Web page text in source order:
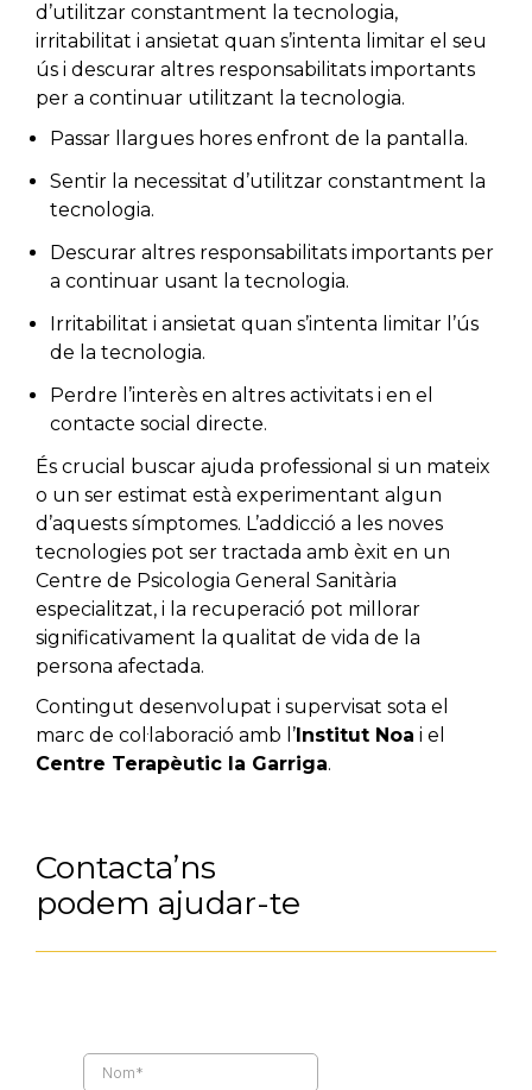
d’utilitzar constantment la tecnologia,
irritabilitat i ansietat quan s’intenta limitar el seu
ús i descurar altres responsabilitats importants
per a continuar utilitzant la tecnologia.
Passar llargues hores enfront de la pantalla.
Sentir la necessitat d’utilitzar constantment la
tecnologia.
Descurar altres responsabilitats importants per
a continuar usant la tecnologia.
Irritabilitat i ansietat quan s’intenta limitar l’ús
de la tecnologia.
Perdre l’interès en altres activitats i en el
contacte social directe.
És crucial buscar ajuda professional si un mateix
o un ser estimat està experimentant algun
d’aquests símptomes. L’addicció a les noves
tecnologies pot ser tractada amb èxit en un
Centre de Psicologia General Sanitària
especialitzat, i la recuperació pot millorar
significativament la qualitat de vida de la
persona afectada.
Contingut desenvolupat i supervisat sota el
marc de col·laboració amb l’Institut Noa i el
Centre Terapèutic la Garriga.
Contacta’ns
podem ajudar-te